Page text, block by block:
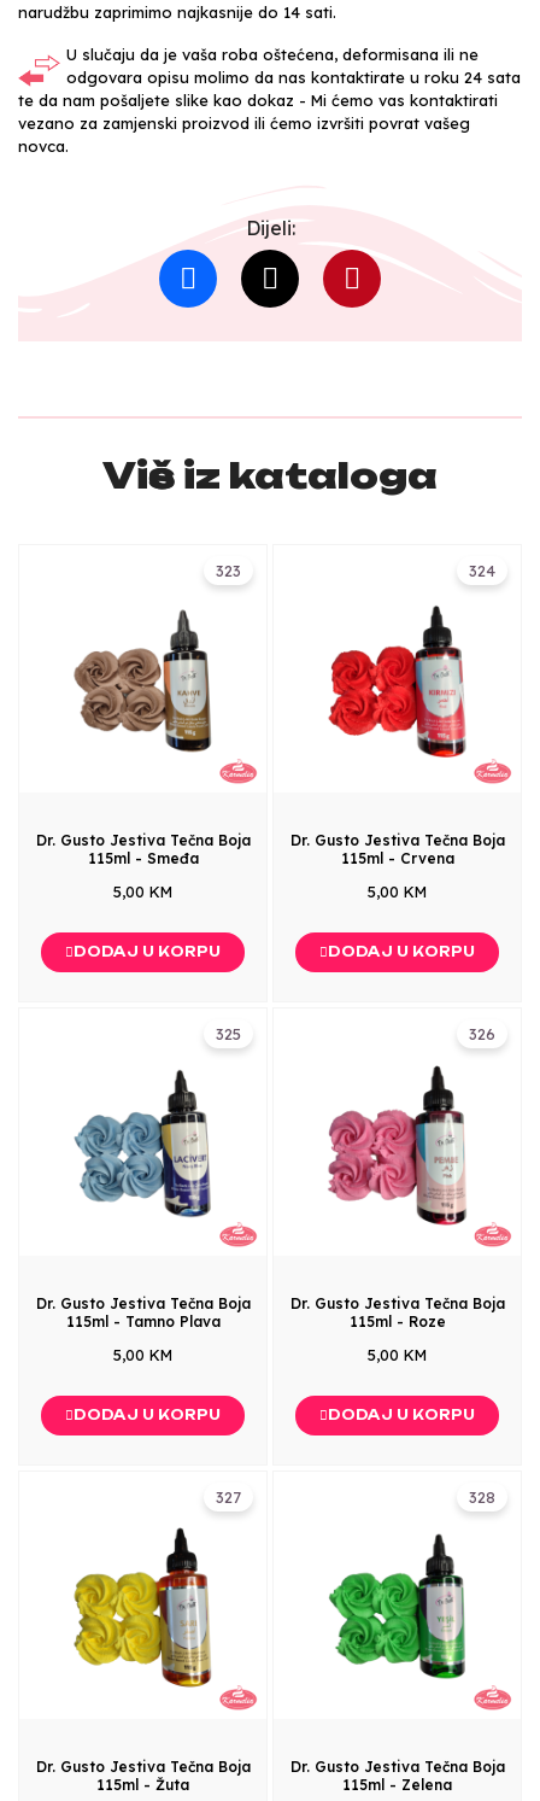
narudžbu zaprimimo najkasnije do 14 sati.
U slučaju da je vaša roba oštećena, deformisana ili ne
odgovara opisu molimo da nas kontaktirate u roku 24 sata
te da nam pošaljete slike kao dokaz - Mi ćemo vas kontaktirati
vezano za zamjenski proizvod ili ćemo izvršiti povrat vašeg
novca.
Dijeli:
Više iz kataloga
323
Dr. Gusto Jestiva Tečna Boja
115ml - Smeđa
5,00 KM
DODAJ U KORPU
324
Dr. Gusto Jestiva Tečna Boja
115ml - Crvena
5,00 KM
DODAJ U KORPU
325
Dr. Gusto Jestiva Tečna Boja
115ml - Tamno Plava
5,00 KM
DODAJ U KORPU
326
Dr. Gusto Jestiva Tečna Boja
115ml - Roze
5,00 KM
DODAJ U KORPU
327
Dr. Gusto Jestiva Tečna Boja
115ml - Žuta
328
Dr. Gusto Jestiva Tečna Boja
115ml - Zelena